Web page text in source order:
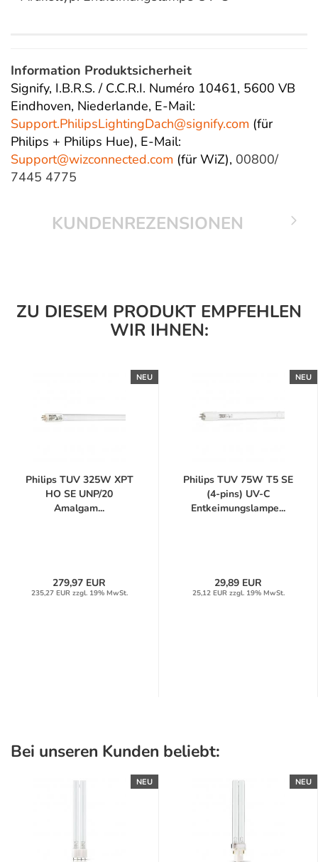
Information Produktsicherheit
Signify, I.B.R.S. / C.C.R.I. Numéro 10461, 5600 VB
Eindhoven, Niederlande, E-Mail:
Support.PhilipsLightingDach@signify.com (für
Philips + Philips Hue), E-Mail:
Support@wizconnected.com (für WiZ), 00800/
7445 4775
KUNDENREZENSIONEN
ZU DIESEM PRODUKT EMPFEHLEN
WIR IHNEN:
NEU
Philips TUV 325W XPT
HO SE UNP/20
Amalgam...
279,97 EUR
235,27 EUR zzgl. 19% MwSt.
NEU
Philips TUV 75W T5 SE
(4-pins) UV-C
Entkeimungslampe...
29,89 EUR
25,12 EUR zzgl. 19% MwSt.
Bei unseren Kunden beliebt:
NEU NEU